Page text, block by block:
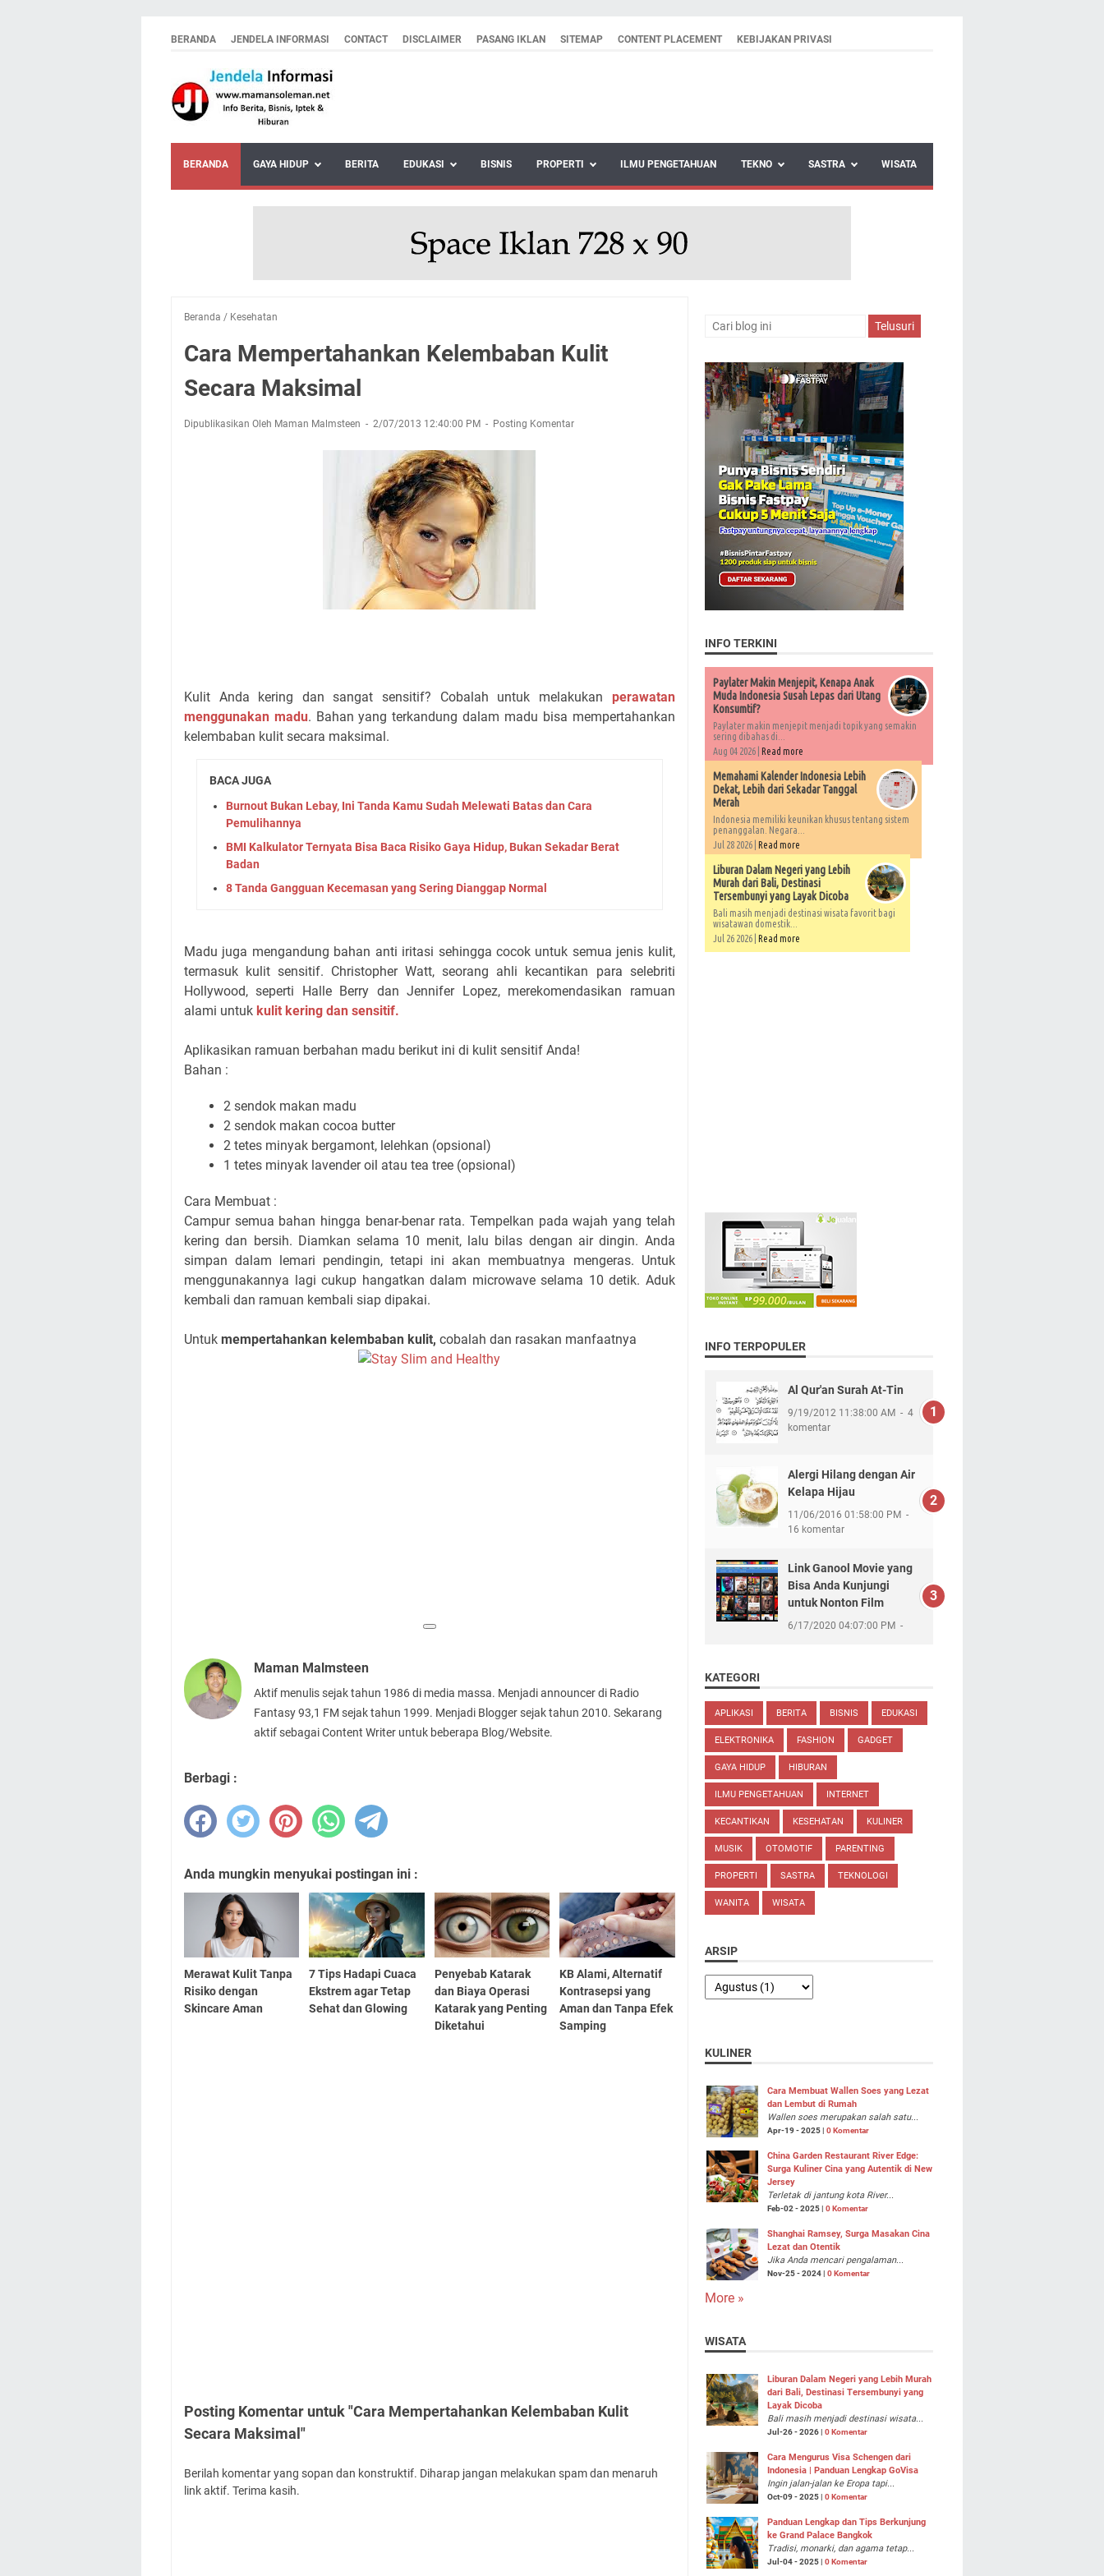
BERANDA JENDELA INFORMASI CONTACT DISCLAIMER PASANG IKLAN SITEMAP CONTENT PLACEMENT KEBIJAKAN PRIVASI
BERANDA GAYA HIDUP BERITA EDUKASI BISNIS PROPERTI ILMU PENGETAHUAN TEKNO SASTRA WISATA
Beranda / Kesehatan
Cara Mempertahankan Kelembaban Kulit
Secara Maksimal
Dipublikasikan Oleh Maman Malmsteen 2/07/2013 12:40:00 PM Posting Komentar
Kulit Anda kering dan sangat sensitif? Cobalah untuk melakukan perawatan
menggunakan madu. Bahan yang terkandung dalam madu bisa mempertahankan
kelembaban kulit secara maksimal.
BACA JUGA
Burnout Bukan Lebay, Ini Tanda Kamu Sudah Melewati Batas dan Cara
Pemulihannya
BMI Kalkulator Ternyata Bisa Baca Risiko Gaya Hidup, Bukan Sekadar Berat
Badan
8 Tanda Gangguan Kecemasan yang Sering Dianggap Normal
Madu juga mengandung bahan anti iritasi sehingga cocok untuk semua jenis kulit,
termasuk kulit sensitif. Christopher Watt, seorang ahli kecantikan para selebriti
Hollywood, seperti Halle Berry dan Jennifer Lopez, merekomendasikan ramuan
alami untuk kulit kering dan sensitif.
Aplikasikan ramuan berbahan madu berikut ini di kulit sensitif Anda!
Bahan :
2 sendok makan madu
2 sendok makan cocoa butter
2 tetes minyak bergamont, lelehkan (opsional)
1 tetes minyak lavender oil atau tea tree (opsional)
Cara Membuat :
Campur semua bahan hingga benar-benar rata. Tempelkan pada wajah yang telah
kering dan bersih. Diamkan selama 10 menit, lalu bilas dengan air dingin. Anda
simpan dalam lemari pendingin, tetapi ini akan membuatnya mengeras. Untuk
menggunakannya lagi cukup hangatkan dalam microwave selama 10 detik. Aduk
kembali dan ramuan kembali siap dipakai.
Untuk mempertahankan kelembaban kulit, cobalah dan rasakan manfaatnya
Maman Malmsteen
Aktif menulis sejak tahun 1986 di media massa. Menjadi announcer di Radio
Fantasy 93,1 FM sejak tahun 1999. Menjadi Blogger sejak tahun 2010. Sekarang
aktif sebagai Content Writer untuk beberapa Blog/Website.
Berbagi :
Anda mungkin menyukai postingan ini :
Merawat Kulit Tanpa
Risiko dengan
Skincare Aman
7 Tips Hadapi Cuaca
Ekstrem agar Tetap
Sehat dan Glowing
Penyebab Katarak
dan Biaya Operasi
Katarak yang Penting
Diketahui
KB Alami, Alternatif
Kontrasepsi yang
Aman dan Tanpa Efek
Samping
Posting Komentar untuk "Cara Mempertahankan Kelembaban Kulit
Secara Maksimal"
Berilah komentar yang sopan dan konstruktif. Diharap jangan melakukan spam dan menaruh
link aktif. Terima kasih.
INFO TERKINI
Paylater Makin Menjepit, Kenapa Anak
Muda Indonesia Susah Lepas dari Utang
Konsumtif?
Paylater makin menjepit menjadi topik yang semakin
sering dibahas di...
Aug 04 2026 | Read more
Memahami Kalender Indonesia Lebih
Dekat, Lebih dari Sekadar Tanggal
Merah
Indonesia memiliki keunikan khusus tentang sistem
penanggalan. Negara...
Jul 28 2026 | Read more
Liburan Dalam Negeri yang Lebih
Murah dari Bali, Destinasi
Tersembunyi yang Layak Dicoba
Bali masih menjadi destinasi wisata favorit bagi
wisatawan domestik...
Jul 26 2026 | Read more
INFO TERPOPULER
Al Qur'an Surah At-Tin
9/19/2012 11:38:00 AM
4
komentar
Alergi Hilang dengan Air
Kelapa Hijau
11/06/2016 01:58:00 PM
16 komentar
Link Ganool Movie yang
Bisa Anda Kunjungi
untuk Nonton Film
6/17/2020 04:07:00 PM
KATEGORI
APLIKASI BERITA BISNIS EDUKASI
ELEKTRONIKA FASHION GADGET
GAYA HIDUP HIBURAN
ILMU PENGETAHUAN INTERNET
KECANTIKAN KESEHATAN KULINER
MUSIK OTOMOTIF PARENTING
PROPERTI SASTRA TEKNOLOGI
WANITA WISATA
ARSIP
KULINER
Cara Membuat Wallen Soes yang Lezat
dan Lembut di Rumah
Wallen soes merupakan salah satu...
Apr-19 - 2025 | 0 Komentar
China Garden Restaurant River Edge:
Surga Kuliner Cina yang Autentik di New
Jersey
Terletak di jantung kota River...
Feb-02 - 2025 | 0 Komentar
Shanghai Ramsey, Surga Masakan Cina
Lezat dan Otentik
Jika Anda mencari pengalaman...
Nov-25 - 2024 | 0 Komentar
More »
WISATA
Liburan Dalam Negeri yang Lebih Murah
dari Bali, Destinasi Tersembunyi yang
Layak Dicoba
Bali masih menjadi destinasi wisata...
Jul-26 - 2026 | 0 Komentar
Cara Mengurus Visa Schengen dari
Indonesia | Panduan Lengkap GoVisa
Ingin jalan-jalan ke Eropa tapi...
Oct-09 - 2025 | 0 Komentar
Panduan Lengkap dan Tips Berkunjung
ke Grand Palace Bangkok
Tradisi, monarki, dan agama tetap...
Jul-04 - 2025 | 0 Komentar